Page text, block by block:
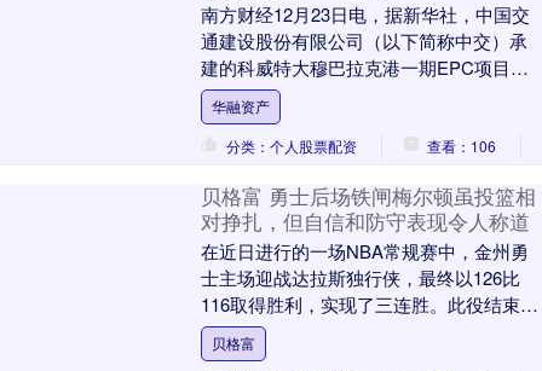
南方财经12月23日电，据新华社，中国交
通建设股份有限公司（以下简称中交）承
建的科威特大穆巴拉克港一期EPC项目签
约仪式22日在科威特杰赫拉省东北部布比
延岛举行....
华融资产
分类：个人股票配资
查看：106
贝格富 勇士后场铁闸梅尔顿虽投篮相
对挣扎，但自信和防守表现令人称道
在近日进行的一场NBA常规赛中，金州勇
士主场迎战达拉斯独行侠，最终以126比
116取得胜利，实现了三连胜。此役结束
后，勇士的整体战绩提升至16胜15负，继
续稳坐....
贝格富